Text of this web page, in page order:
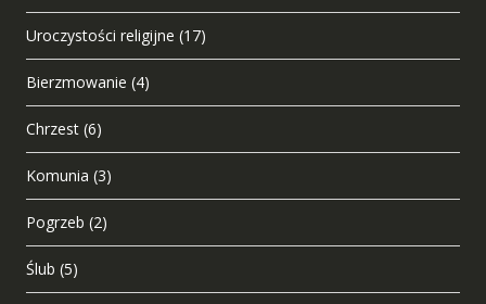
Uroczystości religijne (17)
Bierzmowanie (4)
Chrzest (6)
Komunia (3)
Pogrzeb (2)
Ślub (5)